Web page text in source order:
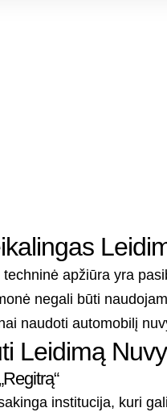
apžiūra yra
negali būti
naudoti automobilį
Leidimą
institucija, kuri